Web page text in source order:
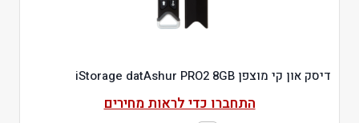
דיסק און קי מוצפן iStorage datAshur PRO2 8GB
התחברו כדי לראות מחירים